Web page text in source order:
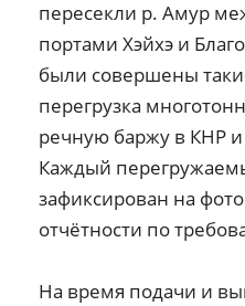
пересекли р. Амур
портами Хэйхэ и
были совершены
перегрузка
речную баржу в КНР и
Каждый
зафиксирован на
отчётности по
На время подачи и